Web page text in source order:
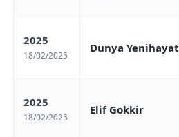
2025
18/02/2025
Dunya Yenihayat
2025
18/02/2025
Elif Gokkir